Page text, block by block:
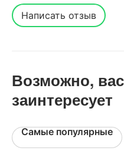
Написать отзыв
Возможно,
заинтересует
Самые популярные